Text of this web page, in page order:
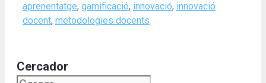
aprenentatge, gamificació, innovació, innovació
docent, metodologies docents
Cercador